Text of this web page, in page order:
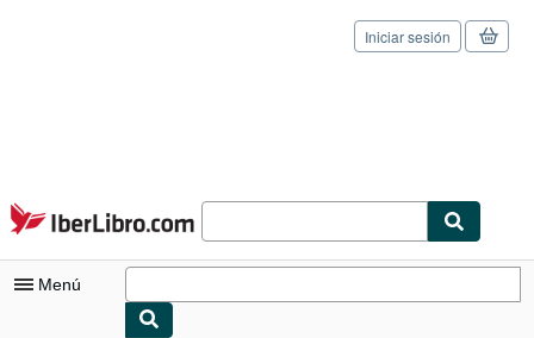
Pasar al contenido principal
IberLibro.com
Iniciar sesión
Menú